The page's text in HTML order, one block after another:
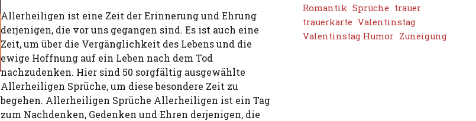
Allerheiligen ist eine Zeit der Erinnerung und Ehrung
derjenigen, die vor uns gegangen sind. Es ist auch eine
Zeit, um über die Vergänglichkeit des Lebens und die
ewige Hoffnung auf ein Leben nach dem Tod
nachzudenken. Hier sind 50 sorgfältig ausgewählte
Allerheiligen Sprüche, um diese besondere Zeit zu
begehen. Allerheiligen Sprüche Allerheiligen ist ein Tag
zum Nachdenken, Gedenken und Ehren derjenigen, die
Romantik Sprüche trauer
trauerkarte Valentinstag
Valentinstag Humor Zuneigung